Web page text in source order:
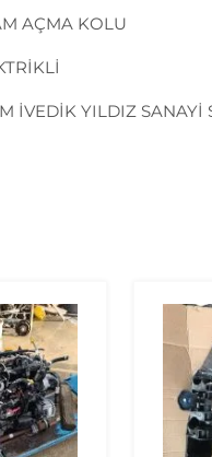
AÇMA KOLU
İVEDİK YILDIZ SANAYİ